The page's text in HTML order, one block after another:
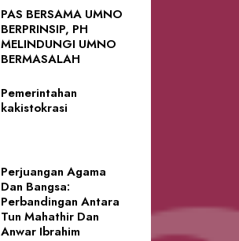
PAS BERSAMA UMNO
BERPRINSIP, PH
MELINDUNGI UMNO
BERMASALAH
Pemerintahan
kakistokrasi
Perjuangan Agama
Dan Bangsa:
Perbandingan Antara
Tun Mahathir Dan
Anwar Ibrahim